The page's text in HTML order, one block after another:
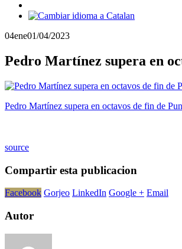
04ene01/04/2023
Pedro Martínez supera en
Pedro Martínez supera en octavos de fin de
source
Compartir esta publicacion
Facebook Gorjeo LinkedIn Google + Email
Autor